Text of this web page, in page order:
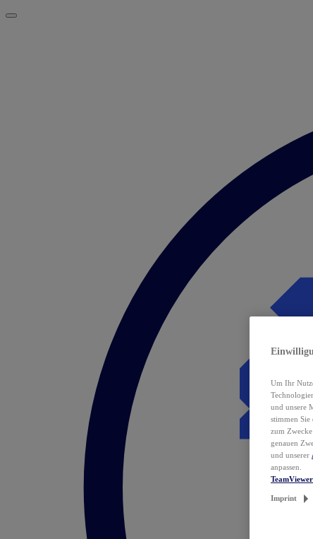
Um Ihr
und unsere
stimmen Sie
zum
genauen
und unserer
anpassen.
Imprint